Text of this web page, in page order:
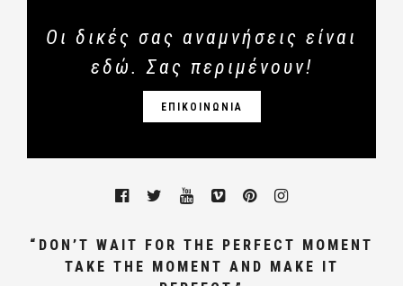
Οι δικές σας αναμνήσεις είναι
εδώ. Σας περιμένουν!
ΕΠΙΚΟΙΝΩΝΙΑ
“DON’T WAIT FOR THE PERFECT MOMENT
TAKE THE MOMENT AND MAKE IT